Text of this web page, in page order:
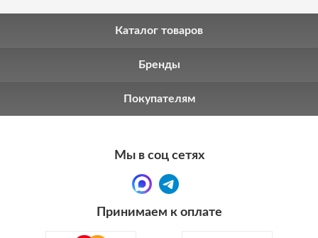
Каталог товаров
Бренды
Покупателям
Мы в соц сетях
Принимаем к оплате